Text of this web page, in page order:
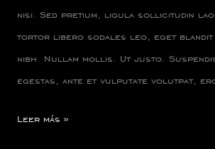
nisi. Sed pretium, ligula sollicitudin
tortor libero sodales leo, eget
nibh. Nullam mollis. Ut justo.
egestas, ante et vulputate volutpat,
Leer más »